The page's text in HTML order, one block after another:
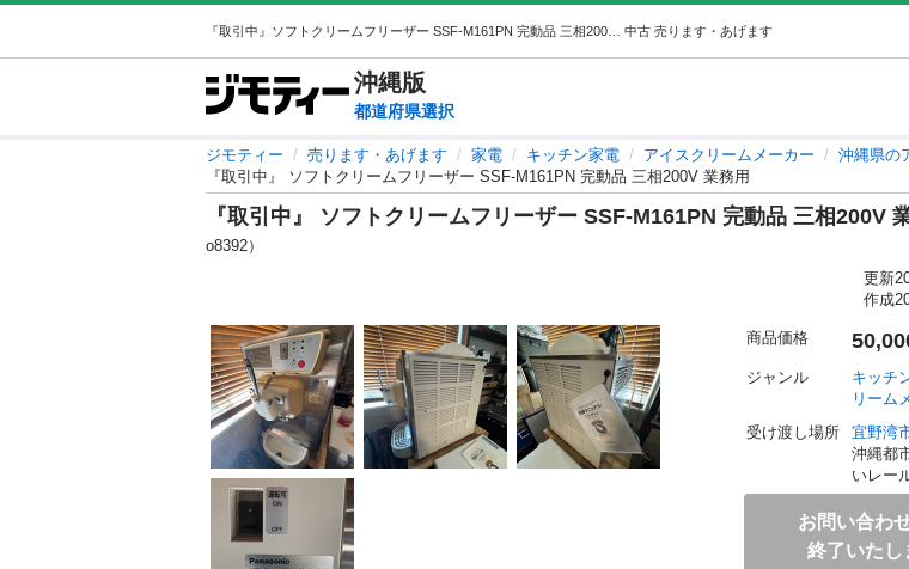
中古 売ります・あげます
沖縄版
都道府県選択
ジモティー 売ります・あげます 家電 キッチン家電 アイスクリームメーカー 沖縄県の
『取引中』 ソフトクリームフリーザー SSF-M161PN 完動品 三相200V 業務用
『取引中』 ソフトクリームフリーザー SSF-M161PN 完動品 三相200V
o8392）
更新
作成
商品価格
ジャンル キッチ
リーム
受け渡し場所
宜野湾
沖縄都
いレー
お問い合わ
終了いたし